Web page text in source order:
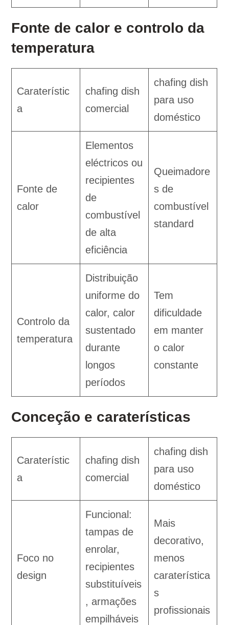
Fonte de calor e controlo da
temperatura
Caraterístic
a
chafing dish
comercial
chafing dish
para uso
doméstico
Fonte de
calor
Elementos
eléctricos ou
recipientes
de
combustível
de alta
eficiência
Queimadore
s de
combustível
standard
Controlo da
temperatura
Distribuição
uniforme do
calor, calor
sustentado
durante
longos
períodos
Tem
dificuldade
em manter
o calor
constante
Conceção e caraterísticas
Caraterístic
a
chafing dish
comercial
chafing dish
para uso
doméstico
Foco no
design
Funcional:
tampas de
enrolar,
recipientes
substituíveis
, armações
empilháveis
Mais
decorativo,
menos
caraterística
s
profissionais